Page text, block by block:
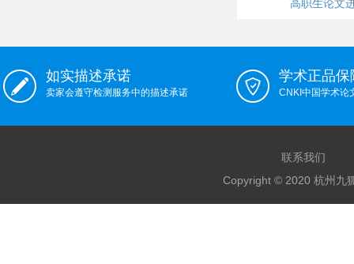
高职生论文
如实描述承诺
卖家会遵守检测服务中的描述承诺
学术正品保
CNKI中国学术论
联系我们
Copyright © 2020 杭州九